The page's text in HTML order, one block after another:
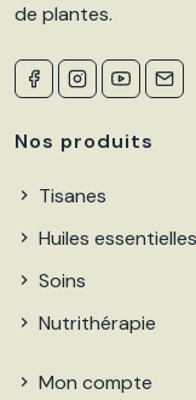
de plantes.
Nos produits
Tisanes
Huiles essentielles
Soins
Nutrithérapie
Mon compte